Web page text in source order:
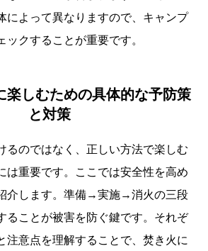
によって異なりますので、キャンプ
ックすることが重要です。
楽しむための具体的な予防策
と対策
るのではなく、正しい方法で楽しむ
は重要です。ここでは安全性を高め
介します。準備→実施→消火の三段
ることが被害を防ぐ鍵です。それぞ
注意点を理解することで、焚き火に